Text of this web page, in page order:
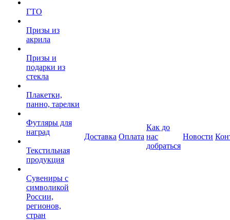
ГТО
Призы из
акрила
Призы и
подарки из
стекла
Плакетки,
панно, тарелки
Футляры для
наград
Текстильная
продукция
Сувениры с
символикой
России,
регионов,
стран
Доставка Оплата
Как до
нас
добраться
Новости